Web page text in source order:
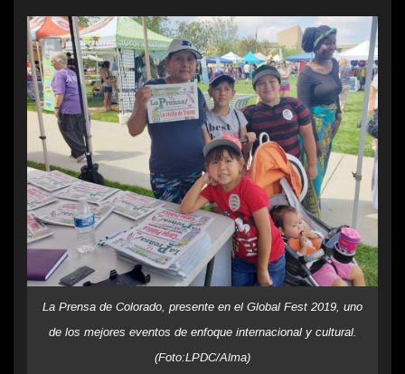
La Prensa de Colorado, presente en el Global Fest 2019, uno
de los mejores eventos de enfoque internacional y cultural.
(Foto:LPDC/Alma)